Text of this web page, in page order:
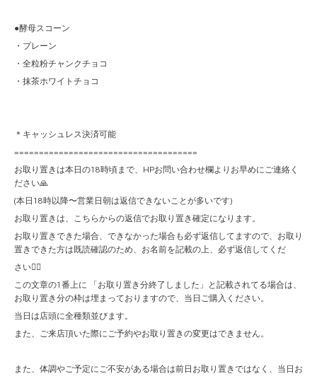
●酵母スコーン
・プレーン
・全粒粉チャンクチョコ
・抹茶ホワイトチョコ
＊キャッシュレス決済可能
=====================================
お取り置きは本日の18時頃まで、HPお問い合わせ欄よりお早めにご連絡く
ださい🙏
(本日18時以降〜営業日朝は返信できないことが多いです)
お取り置きは、こちらからの返信でお取り置き確定になります。
お取り置きできた場合、できなかった場合も必ず返信してますので、お取り
置きできた方は既読確認のため、お名前を記載の上、必ず返信してくだ
さい🙇‍♀️
この文章の1番上に 「お取り置き分終了しました」と記載されてる場合は、
お取り置き分の枠は埋まっておりますので、当日ご購入ください。
当日は店頭に全種類並びます。
また、ご来店頂いた際にご予約やお取り置きの変更はできません。
また、体調やご予定にご不安がある場合は前日お取り置きではなく、当日お